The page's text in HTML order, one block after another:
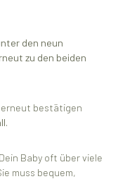
den neun
zu den beiden
erneut bestätigen
Baby oft über viele
muss bequem,